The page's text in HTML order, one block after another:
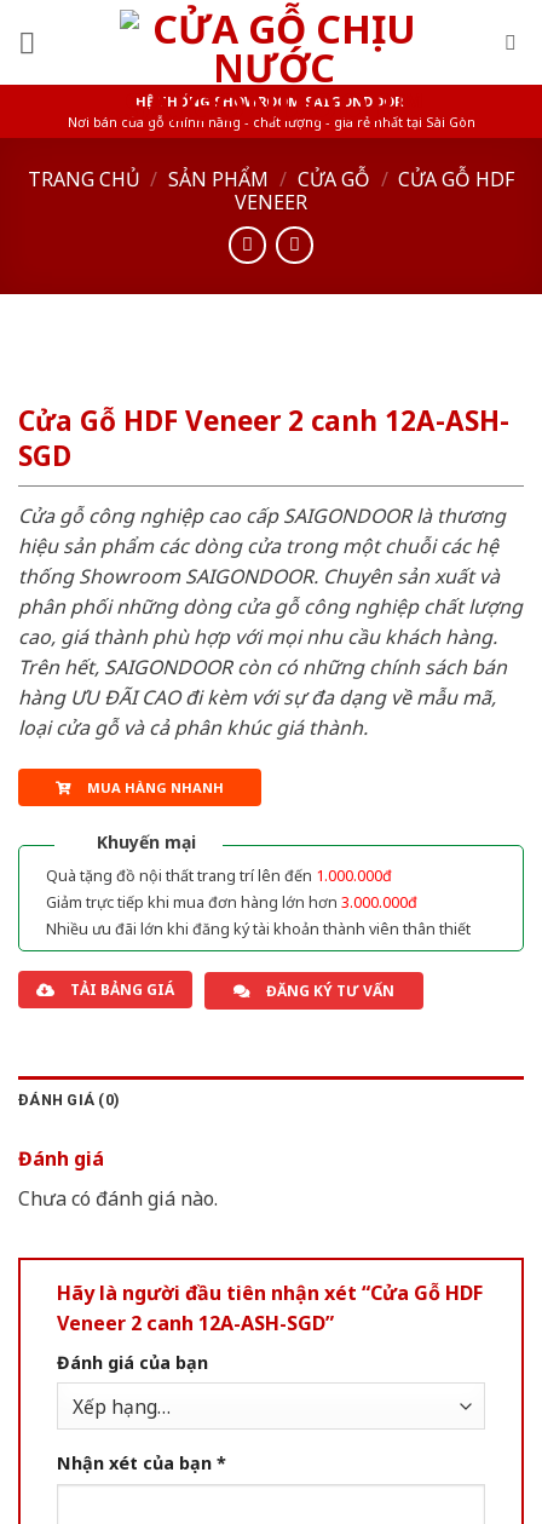
HỆ THỐNG SHOWROOM SAIGONDOOR
Nơi bán cửa gỗ chính hãng - chất lượng - giá rẻ nhất tại Sài Gòn
TRANG CHỦ / SẢN PHẨM / CỬA GỖ / CỬA GỖ HDF
VENEER
Cửa Gỗ HDF Veneer 2 canh 12A-ASH-
SGD
Cửa gỗ công nghiệp cao cấp SAIGONDOOR là thương
hiệu sản phẩm các dòng cửa trong một chuỗi các hệ
thống Showroom SAIGONDOOR. Chuyên sản xuất và
phân phối những dòng cửa gỗ công nghiệp chất lượng
cao, giá thành phù hợp với mọi nhu cầu khách hàng.
Trên hết, SAIGONDOOR còn có những chính sách bán
hàng ƯU ĐÃI CAO đi kèm với sự đa dạng về mẫu mã,
loại cửa gỗ và cả phân khúc giá thành.
MUA HÀNG NHANH
Khuyến mại
Quà tặng đồ nội thất trang trí lên đến 1.000.000đ
Giảm trực tiếp khi mua đơn hàng lớn hơn 3.000.000đ
Nhiều ưu đãi lớn khi đăng ký tài khoản thành viên thân thiết
TẢI BẢNG GIÁ ĐĂNG KÝ TƯ VẤN
ĐÁNH GIÁ (0)
Đánh giá
Chưa có đánh giá nào.
Hãy là người đầu tiên nhận xét “Cửa Gỗ HDF
Veneer 2 canh 12A-ASH-SGD”
Đánh giá của bạn
Nhận xét của bạn *